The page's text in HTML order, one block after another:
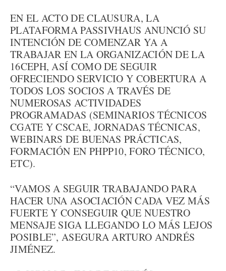
EN EL ACTO DE CLAUSURA, LA
PLATAFORMA PASSIVHAUS ANUNCIÓ SU
INTENCIÓN DE COMENZAR YA A
TRABAJAR EN LA ORGANIZACIÓN DE LA
16CEPH, ASÍ COMO DE SEGUIR
OFRECIENDO SERVICIO Y COBERTURA A
TODOS LOS SOCIOS A TRAVÉS DE
NUMEROSAS ACTIVIDADES
PROGRAMADAS (SEMINARIOS TÉCNICOS
CGATE Y CSCAE, JORNADAS TÉCNICAS,
WEBINARS DE BUENAS PRÁCTICAS,
FORMACIÓN EN PHPP10, FORO TÉCNICO,
ETC).
“VAMOS A SEGUIR TRABAJANDO PARA
HACER UNA ASOCIACIÓN CADA VEZ MÁS
FUERTE Y CONSEGUIR QUE NUESTRO
MENSAJE SIGA LLEGANDO LO MÁS LEJOS
POSIBLE”, ASEGURA ARTURO ANDRÉS
JIMÉNEZ.